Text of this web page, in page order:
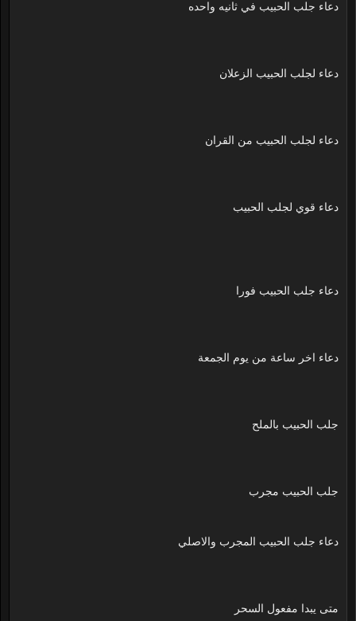
دعاء جلب الحبيب في ثانيه واحده
دعاء لجلب الحبيب الزعلان
دعاء لجلب الحبيب من القران
دعاء قوي لجلب الحبيب
دعاء جلب الحبيب فورا
دعاء اخر ساعة من يوم الجمعة
جلب الحبيب بالملح
جلب الحبيب مجرب
دعاء جلب الحبيب المجرب والاصلي
متى يبدا مفعول السحر